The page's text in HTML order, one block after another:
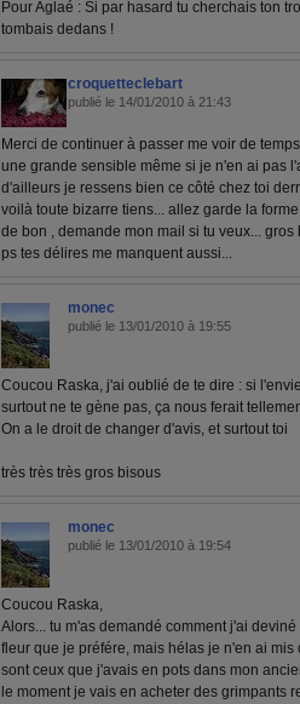
Pour Aglaé : Si par hasard tu cherchais ton
tombais dedans !
croquetteclebart
publié le 14/01/2010 à 21:43
Merci de continuer à passer me voir de
une grande sensible même si je n'en ai pas
d'ailleurs je ressens bien ce côté chez toi
voilà toute bizarre tiens... allez garde la
de bon , demande mon mail si tu veux... gros
ps tes délires me manquent aussi...
monec
publié le 13/01/2010 à 19:55
Coucou Raska, j'ai oublié de te dire : si
surtout ne te gène pas, ça nous ferait
On a le droit de changer d'avis, et surtout toi
très très très gros bisous
monec
publié le 13/01/2010 à 19:54
Coucou Raska,
Alors... tu m'as demandé comment j'ai
fleur que je préfére, mais hélas je n'en ai
sont ceux que j'avais en pots dans mon
le moment je vais en acheter des grimpants